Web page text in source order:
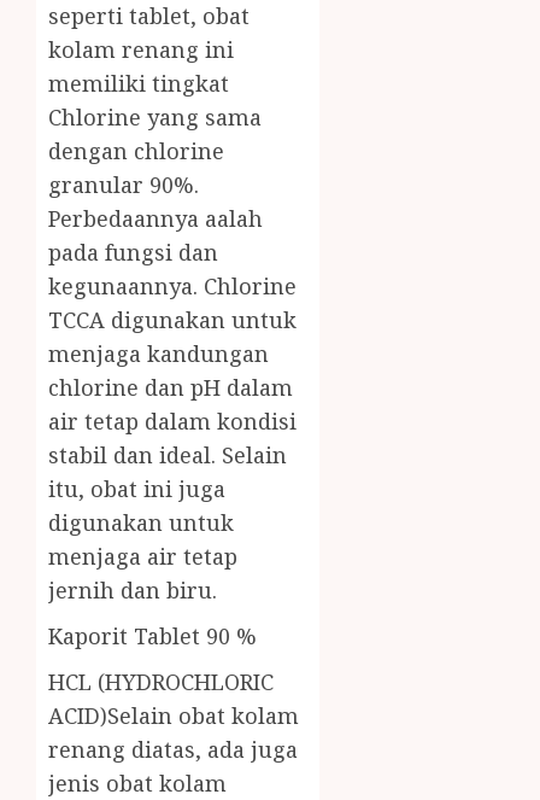
seperti tablet, obat
kolam renang ini
memiliki tingkat
Chlorine yang sama
dengan chlorine
granular 90%.
Perbedaannya aalah
pada fungsi dan
kegunaannya. Chlorine
TCCA digunakan untuk
menjaga kandungan
chlorine dan pH dalam
air tetap dalam kondisi
stabil dan ideal. Selain
itu, obat ini juga
digunakan untuk
menjaga air tetap
jernih dan biru.
Kaporit Tablet 90 %
HCL (HYDROCHLORIC
ACID)Selain obat kolam
renang diatas, ada juga
jenis obat kolam